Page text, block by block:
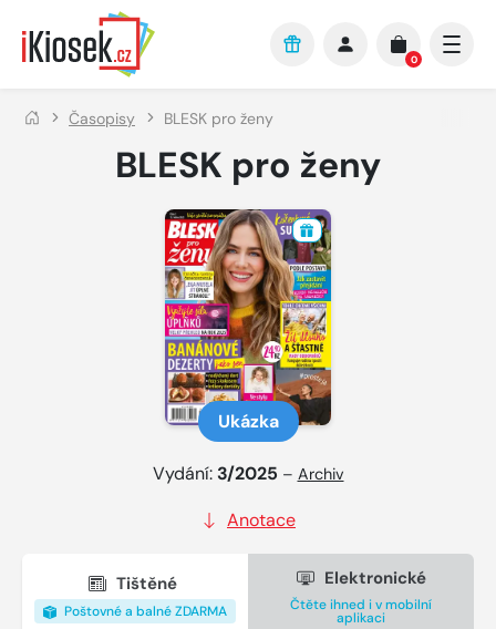
Přejít na hlavní obsah
0
Časopisy BLESK pro ženy
BLESK pro ženy
Ukázka
Vydání: 3/2025 – Archiv
Anotace
Tištěné
Poštovné a balné ZDARMA
Elektronické
Čtěte ihned i v mobilní
aplikaci